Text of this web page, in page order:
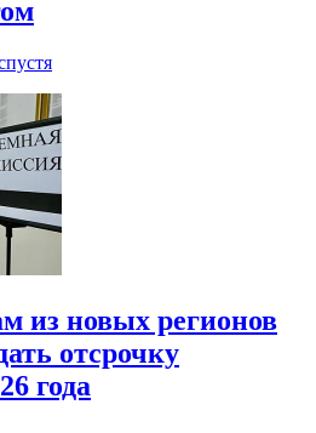
из новых регионов
отсрочку
года